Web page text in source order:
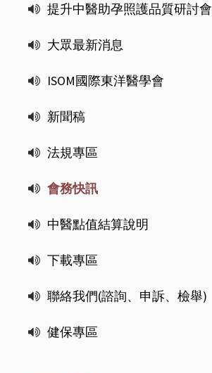
提升中醫助孕照護品質研討會
大眾最新消息
ISOM國際東洋醫學會
新聞稿
法規專區
會務快訊
中醫點值結算說明
下載專區
聯絡我們(諮詢、申訴、檢舉)
健保專區